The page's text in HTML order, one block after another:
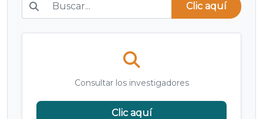
Clic aquí
Consultar los investigadores
Clic aquí